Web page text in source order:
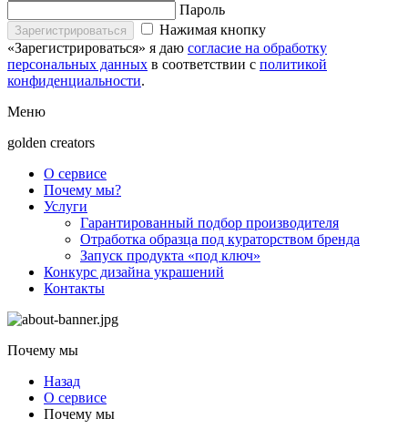
Пароль
Зарегистрироваться
Нажимая кнопку
«Зарегистрироваться» я даю согласие на обработку
персональных данных в соответствии с политикой
конфиденциальности.
Меню
golden creators
О сервисе
Почему мы?
Услуги
Гарантированный подбор производителя
Отработка образца под кураторством бренда
Запуск продукта «под ключ»
Конкурс дизайна украшений
Контакты
Почему мы
Назад
О сервисе
Почему мы